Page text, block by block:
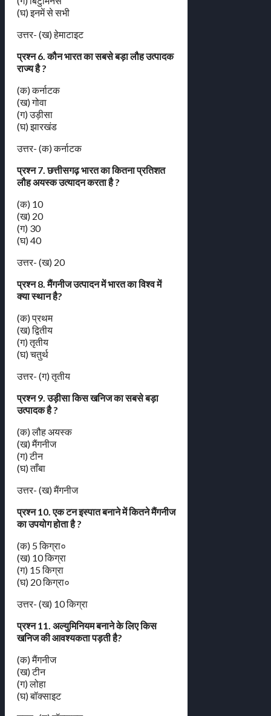
(घ) इनमें से सभी
उत्तर- (ख) हेमाटाइट
प्रश्न 6. कौन भारत का सबसे बड़ा लौह उत्पादक
राज्य है ?
(क) कर्नाटक
(ख) गोवा
(ग) उड़ीसा
(घ) झारखंड
उत्तर- (क) कर्नाटक
प्रश्न 7. छत्तीसगढ़ भारत का कितना प्रतिशत
लौह अयस्क उत्यादन करता है ?
(क) 10
(ख) 20
(ग) 30
(घ) 40
उत्तर- (ख) 20
प्रश्न 8. मैंगनीज उत्पादन में भारत का विश्व में
क्या स्थान है?
(क) प्रथम
(ख) द्वितीय
(ग) तृतीय
(घ) चतुर्थ
उत्तर- (ग) तृतीय
प्रश्न 9. उड़ीसा किस खनिज का सबसे बड़ा
उत्पादक है ?
(क) लौह अयस्क
(ख) मैंगनीज
(ग) टीन
(घ) ताँबा
उत्तर- (ख) मैंगनीज
प्रश्न 10. एक टन इस्पात बनाने में कितने मैंगनीज
का उपयोग होता है ?
(क) 5 किग्रा०
(ख) 10 किग्रा
(ग) 15 किग्रा
(घ) 20 किग्रा०
उत्तर- (ख) 10 किग्रा
प्रश्न 11. अल्युमिनियम बनाने के लिए किस
खनिज की आवश्यकता पड़ती है?
(क) मैंगनीज
(ख) टीन
(ग) लोहा
(घ) बॉक्साइट